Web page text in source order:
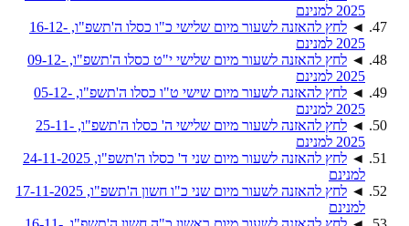
2025 למנינם
◄
לחץ להאזנה לשעור מיום שלישי כ"ו כסלו ה'תשפ"ו, 16-12-
2025 למנינם
◄
לחץ להאזנה לשעור מיום שלישי י"ט כסלו ה'תשפ"ו, 09-12-
2025 למנינם
◄
לחץ להאזנה לשעור מיום שישי ט"ו כסלו ה'תשפ"ו, 05-12-
2025 למנינם
◄
לחץ להאזנה לשעור מיום שלישי ה' כסלו ה'תשפ"ו, 25-11-
2025 למנינם
◄
לחץ להאזנה לשעור מיום שני ד' כסלו ה'תשפ"ו, 24-11-2025
למנינם
◄
לחץ להאזנה לשעור מיום שני כ"ו חשון ה'תשפ"ו, 17-11-2025
למנינם